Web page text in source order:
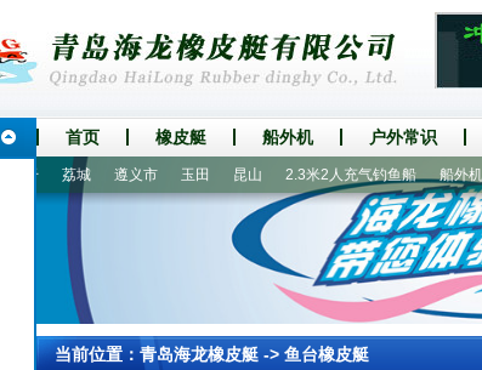
首页 橡皮艇 船外机 户外常识
荔城 遵义市 玉田 昆山 2.3米2人充气钓鱼船 船外机|船
当前位置： 青岛海龙橡皮艇-> 鱼台橡皮艇